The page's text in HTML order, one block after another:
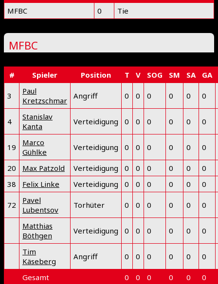
MFBC
0 Tie
MFBC
# Spieler Position T V SOG SM SA GA
3
Paul
Kretzschmar
Angriff 0 0 0 0 0 0
4
Stanislav
Kanta
Verteidigung 0 0 0 0 0 0
19
Marco
Gühlke
Verteidigung 0 0 0 0 0 0
20 Max Patzold Verteidigung 0 0 0 0 0
0
38
Felix Linke Verteidigung 0 0 0 0 0 0
72
Pavel
Lubentsov
Torhüter 0 0 0 0 0 0
Matthias
Böthgen
Verteidigung 0 0 0 0 0 0
Tim
Käseberg
Angriff 0 0 0 0 0 0
Gesamt 0 0 0 0 0 0